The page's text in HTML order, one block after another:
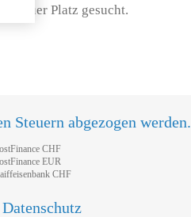
neuer Platz gesucht.
Steuern abgezogen werden.
CHF
EUR
CHF